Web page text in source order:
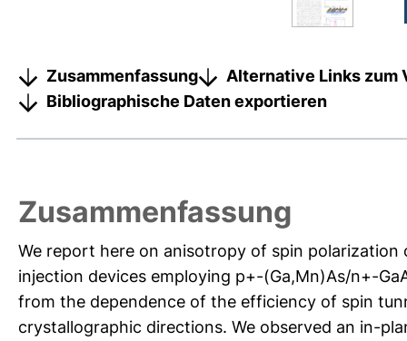
Zusammenfassung
Alternative Links zum
Bibliographische Daten exportieren
Zusammenfassung
We report here on anisotropy of spin
injection devices employing p+-(Ga,Mn)As/n+-
from the dependence of the efficiency of spin
crystallographic directions. We observed an in-